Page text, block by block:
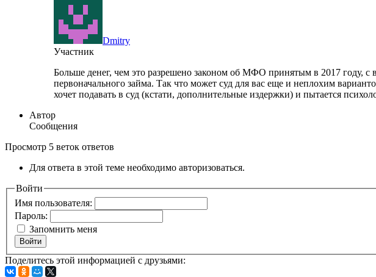
Dmitry
Участник
Больше денег, чем это разрешено законом об МФО принятым в 2017 году, с
первоначального займа. Так что может суд для вас еще и неплохим
хочет подавать в суд (кстати, дополнительные издержки) и пытается
Автор
Сообщения
Просмотр 5 веток ответов
Для ответа в этой теме необходимо авторизоваться.
Войти
Имя пользователя:
Пароль:
Запомнить меня
Войти
Поделитесь этой информацией с друзьями: